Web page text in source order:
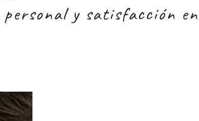
y satisfacción en